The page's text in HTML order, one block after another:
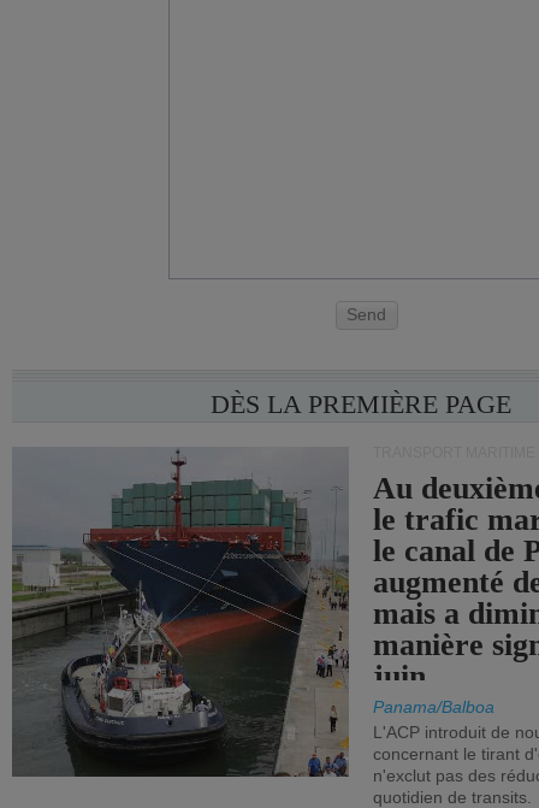
Send
DÈS LA PREMIÈRE PAGE
Au
le trafic
le canal de
augmenté
mais a
manière
juin.
Panama/Balboa
L'ACP introduit de
concernant le tirant
n'exclut pas des
quotidien de transits.